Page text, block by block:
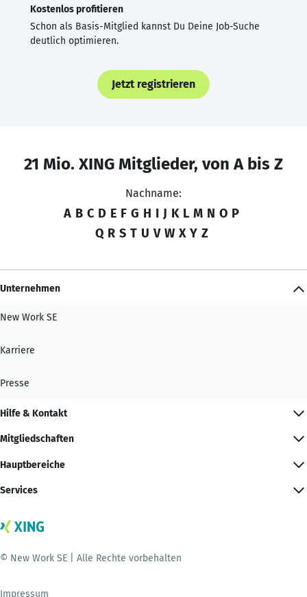
Kostenlos profitieren
Schon als Basis-Mitglied kannst Du Deine Job-Suche
deutlich optimieren.
Jetzt registrieren
21 Mio. XING Mitglieder, von A bis Z
Nachname:
A B C D E F G H I J K L M N O P
Q R S T U V W X Y Z
Unternehmen
New Work SE
Karriere
Presse
Hilfe & Kontakt
Mitgliedschaften
Hauptbereiche
Services
© New Work SE | Alle Rechte vorbehalten
Impressum